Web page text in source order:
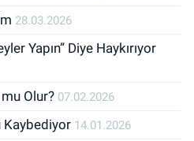
28.03.2026
Yapın” Diye Haykırıyor
Olur? 07.02.2026
Kaybediyor 14.01.2026